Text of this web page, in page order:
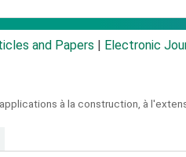
and Papers Electronic
à la construction, à